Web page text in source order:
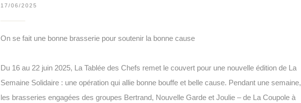
17/06/2025
On se fait une bonne brasserie pour soutenir la bonne cause
Du 16 au 22 juin 2025, La Tablée des Chefs remet le couvert pour une nouvelle édition de La
Semaine Solidaire : une opération qui allie bonne bouffe et belle cause. Pendant une semaine,
les brasseries engagées des groupes Bertrand, Nouvelle Garde et Joulie – de La Coupole à